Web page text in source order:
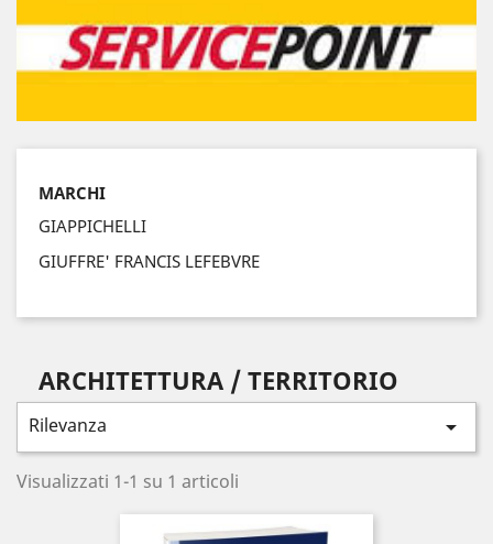
MARCHI
GIAPPICHELLI
GIUFFRE' FRANCIS LEFEBVRE
ARCHITETTURA / TERRITORIO
Rilevanza 
Visualizzati 1-1 su 1 articoli